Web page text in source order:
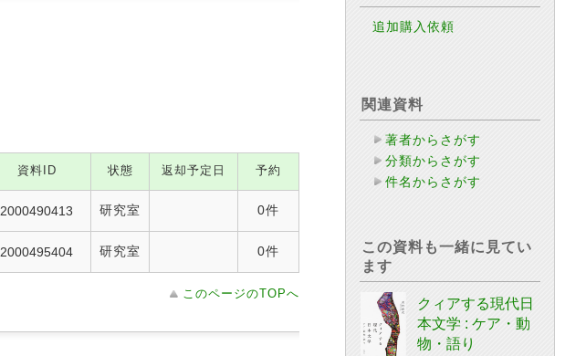
資料ID 状態 返却予定日 予約
2000490413 研究室 0件
2000495404 研究室 0件
このページのTOPへ
追加購入依頼
関連資料
著者からさがす
分類からさがす
件名からさがす
この資料も一緒に見てい
ます
クィアする現代日
本文学 : ケア・動
物・語り